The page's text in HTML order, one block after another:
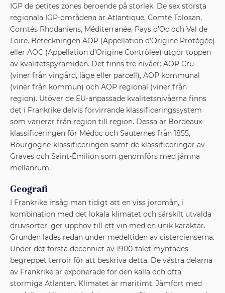
IGP de petites zones beroende på storlek. De sex största
regionala IGP-områdena är Atlantique, Comté Tolosan,
Comtés Rhodaniens, Méditerranée, Pays d’Oc och Val de
Loire. Beteckningen AOP (Appellation d’Origine Protégée)
eller AOC (Appellation d’Origine Contrôlée) utgör toppen
av kvalitetspyramiden. Det finns tre nivåer: AOP Cru
(viner från vingård, läge eller parcell), AOP kommunal
(viner från kommun) och AOP regional (viner från
region). Utöver de EU-anpassade kvalitetsnivåerna finns
det i Frankrike delvis förvirrande klassificeringssystem
som varierar från region till region. Dessa är Bordeaux-
klassificeringen för Médoc och Sauternes från 1855,
Bourgogne-klassificeringen samt de klassificeringar av
Graves och Saint-Émilion som genomförs med jämna
mellanrum.
Geografi
I Frankrike insåg man tidigt att en viss jordmån, i
kombination med det lokala klimatet och särskilt utvalda
druvsorter, ger upphov till ett vin med en unik karaktär.
Grunden lades redan under medeltiden av cistercienserna.
Under det första decenniet av 1900-talet myntades
begreppet terroir för att beskriva detta. De västra delarna
av Frankrike är exponerade för den kalla och ofta
stormiga Atlanten. Klimatet är maritimt. Jämfört med